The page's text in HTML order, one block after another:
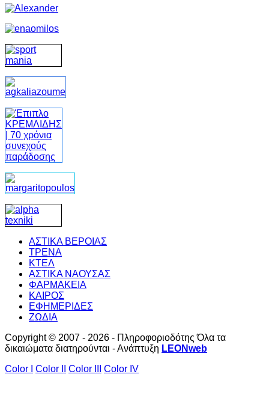
ΑΣΤΙΚΑ ΒΕΡΟΙΑΣ
ΤΡΕΝΑ
ΚΤΕΛ
ΑΣΤΙΚΑ ΝΑΟΥΣΑΣ
ΦΑΡΜΑΚΕΙΑ
ΚΑΙΡΟΣ
ΕΦΗΜΕΡΙΔΕΣ
ΖΩΔΙΑ
Copyright © 2007 - 2026 - Πληροφοριοδότης Όλα τα
δικαιώματα διατηρούνται - Ανάπτυξη LEONweb
Color I
Color II Color III Color IV